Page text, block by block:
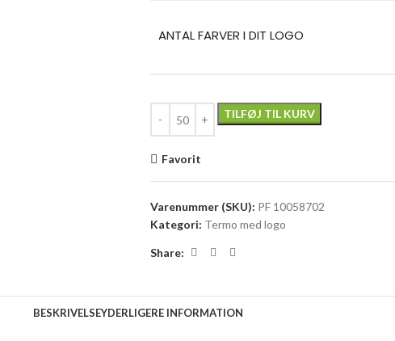
ANTAL FARVER I DIT LOGO
TILFØJ TIL KURV
Favorit
Varenummer (SKU): PF 10058702
Kategori: Termo med logo
Share:
BESKRIVELSEYDERLIGERE INFORMATION